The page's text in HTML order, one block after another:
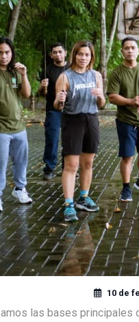
10 de
las bases principales